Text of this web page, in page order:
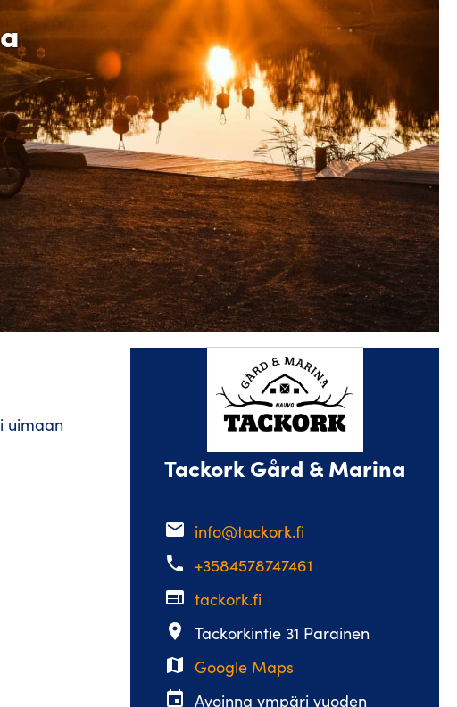
uimaan
Tackork Gård & Marina
email info@tackork.fi
phone +3584578747461
web tackork.fi
place
Tackorkintie 31 Parainen
map Google Maps
event Avoinna ympäri vuoden